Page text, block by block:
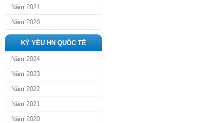
Năm 2021
Năm 2020
KỶ YẾU HN QUỐC TẾ
Năm 2024
Năm 2023
Năm 2022
Năm 2021
Năm 2020